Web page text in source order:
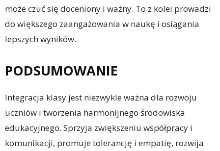
może czuć się doceniony i ważny. To z kolei prowadzi
do większego zaangażowania w naukę i osiągania
lepszych wyników.
PODSUMOWANIE
Integracja klasy jest niezwykle ważna dla rozwoju
uczniów i tworzenia harmonijnego środowiska
edukacyjnego. Sprzyja zwiększeniu współpracy i
komunikacji, promuje tolerancję i empatię, rozwija